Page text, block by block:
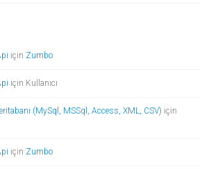
için Zumbo
için Kullanıcı
(MySql, MSSql, Access, XML, CSV) için
için Zumbo